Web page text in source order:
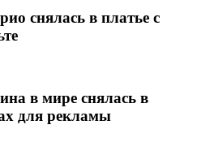
снялась в платье с
в мире снялась в
для рекламы